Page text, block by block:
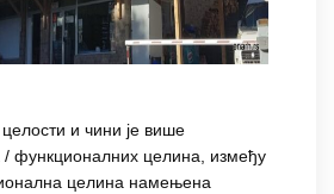
целости и чини је више
/ функционалних целина, између
целина намењена